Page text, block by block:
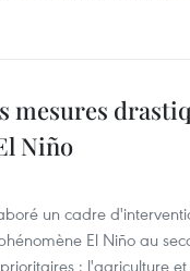
mesures
Niño
un cadre
El Niño au
: l'agriculture